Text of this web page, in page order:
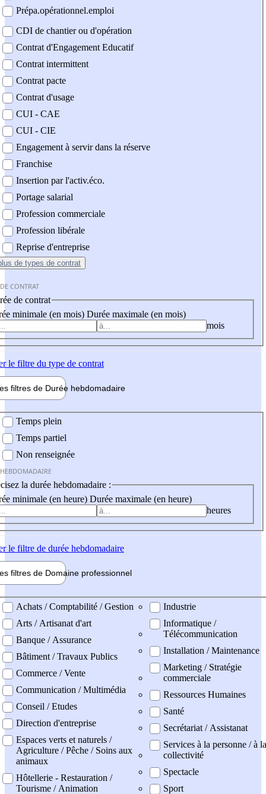
Prépa.opérationnel.emploi
CDI de chantier ou d'opération
Contrat d'Engagement Educatif
Contrat intermittent
Contrat pacte
Contrat d'usage
CUI - CAE
CUI - CIE
Engagement à servir dans la réserve
Franchise
Insertion par l'activ.éco.
Portage salarial
Profession commerciale
Profession libérale
Reprise d'entreprise
de types de contrat
CONTRAT
de contrat
minimale (en mois) Durée maximale (en mois)
mois
le filtre du type de contrat
filtres de Durée hebdomadaire
Temps plein
Temps partiel
Non renseignée
la durée hebdomadaire :
minimale (en heure) Durée maximale (en heure)
heures
le filtre de durée hebdomadaire
filtres de Domaine professionnel
professionel
Achats / Comptabilité / Gestion
Arts / Artisanat d'art
Banque / Assurance
Bâtiment / Travaux Publics
Commerce / Vente
Communication / Multimédia
Conseil / Etudes
Direction d'entreprise
Espaces verts et naturels /
Agriculture / Pêche / Soins aux
animaux
Hôtellerie - Restauration /
Tourisme / Animation
Industrie
Informatique /
Télécommunication
Installation / Maintenance
Marketing / Stratégie
commerciale
Ressources Humaines
Santé
Secrétariat / Assistanat
Services à la personne / à la
collectivité
Spectacle
Sport